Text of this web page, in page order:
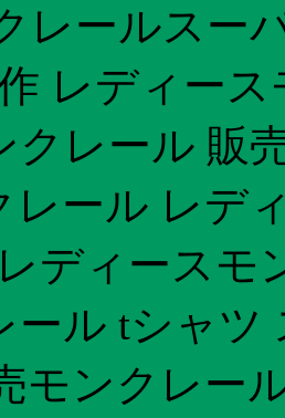
レールスー
レディー
クレール 販
レール レデ
ディース
ール tシャ
モンクレー